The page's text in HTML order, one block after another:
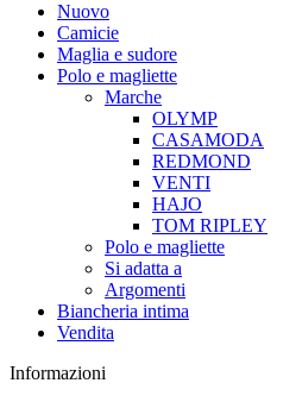
Nuovo
Camicie
Maglia e sudore
Polo e magliette
Marche
OLYMP
CASAMODA
REDMOND
VENTI
HAJO
TOM RIPLEY
Polo e magliette
Si adatta a
Argomenti
Biancheria intima
Vendita
Informazioni